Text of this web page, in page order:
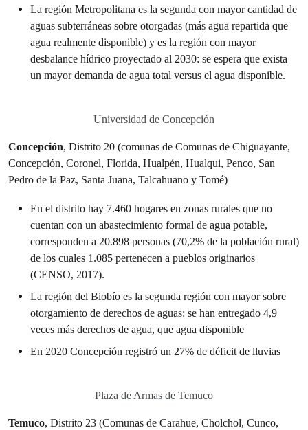
La región Metropolitana es la segunda con mayor cantidad de
aguas subterráneas sobre otorgadas (más agua repartida que
agua realmente disponible) y es la región con mayor
desbalance hídrico proyectado al 2030: se espera que exista
un mayor demanda de agua total versus el agua disponible.
Universidad de Concepción
Concepción, Distrito 20 (comunas de Comunas de Chiguayante,
Concepción, Coronel, Florida, Hualpén, Hualqui, Penco, San
Pedro de la Paz, Santa Juana, Talcahuano y Tomé)
En el distrito hay 7.460 hogares en zonas rurales que no
cuentan con un abastecimiento formal de agua potable,
corresponden a 20.898 personas (70,2% de la población rural)
de los cuales 1.085 pertenecen a pueblos originarios
(CENSO, 2017).
La región del Biobío es la segunda región con mayor sobre
otorgamiento de derechos de aguas: se han entregado 4,9
veces más derechos de agua, que agua disponible
En 2020 Concepción registró un 27% de déficit de lluvias
Plaza de Armas de Temuco
Temuco, Distrito 23 (Comunas de Carahue, Cholchol, Cunco,